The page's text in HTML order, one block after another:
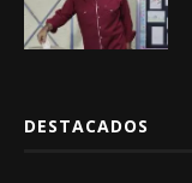
DESTACADOS